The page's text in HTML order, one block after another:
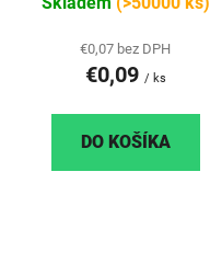
€0,07 bez DPH
€0,09 / ks
DO KOŠÍKA